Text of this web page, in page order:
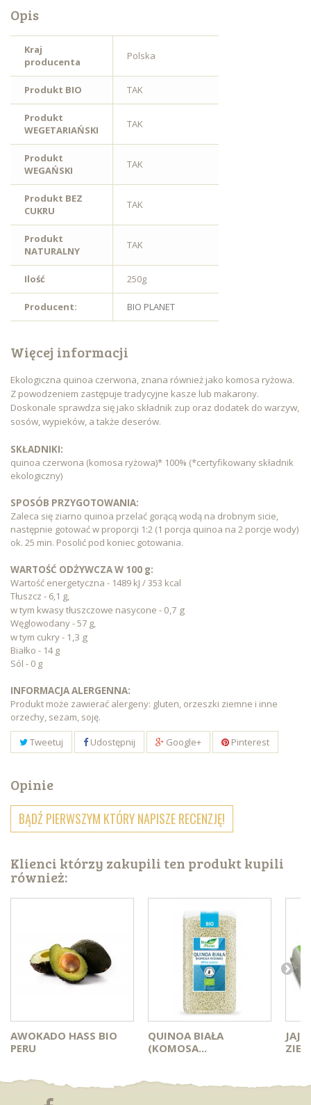
Opis
Kraj
producenta
Polska
Produkt BIO TAK
Produkt
WEGETARIAŃSKI
TAK
Produkt
WEGAŃSKI
TAK
Produkt BEZ
CUKRU
TAK
Produkt
NATURALNY
TAK
Ilość 250g
Producent: BIO PLANET
Więcej informacji
Ekologiczna quinoa czerwona, znana również jako komosa ryżowa.
Z powodzeniem zastępuje tradycyjne kasze lub makarony.
Doskonale sprawdza się jako składnik zup oraz dodatek do warzyw,
sosów, wypieków, a także deserów.
SKŁADNIKI:
quinoa czerwona (komosa ryżowa)* 100% (*certyfikowany składnik
ekologiczny)
SPOSÓB PRZYGOTOWANIA:
Zaleca się ziarno quinoa przelać gorącą wodą na drobnym sicie,
następnie gotować w proporcji 1:2 (1 porcja quinoa na 2 porcje wody)
ok. 25 min. Posolić pod koniec gotowania.
WARTOŚĆ ODŻYWCZA W 100 g:
Wartość energetyczna - 1489 kJ / 353 kcal
Tłuszcz - 6,1 g,
w tym kwasy tłuszczowe nasycone - 0,7 g
Węglowodany - 57 g,
w tym cukry - 1,3 g
Białko - 14 g
Sól - 0 g
INFORMACJA ALERGENNA:
Produkt może zawierać alergeny: gluten, orzeszki ziemne i inne
orzechy, sezam, soję.
Tweetuj
Udostępnij Google+ Pinterest
Opinie
BĄDŹ PIERWSZYM KTÓRY NAPISZE RECENZJĘ!
Klienci którzy zakupili ten produkt kupili
również:
AWOKADO HASS BIO
PERU
QUINOA BIAŁA
(KOMOSA...